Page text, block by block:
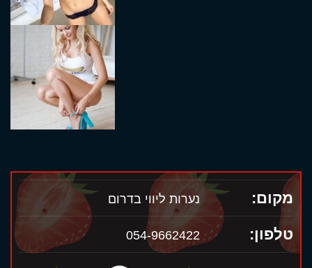
מקום: נערות ליווי בדרום
טלפון: 054-9662422